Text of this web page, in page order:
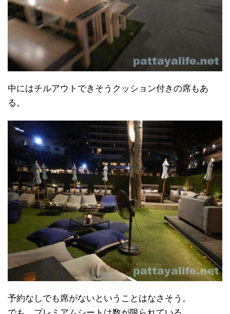
中にはチルアウトできそうクッション付きの席もあ
る。
予約なしでも席がないということはなさそう。